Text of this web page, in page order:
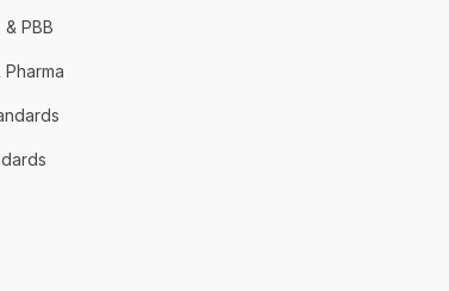
& PBB